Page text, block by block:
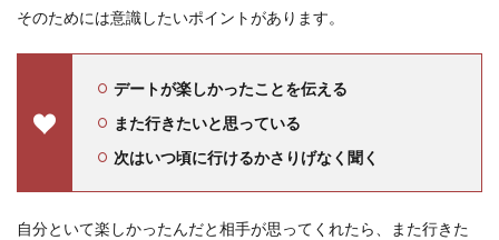
そのためには意識したいポイントがあります。
デートが楽しかったことを伝える
また行きたいと思っている
次はいつ頃に行けるかさりげなく聞く
自分といて楽しかったんだと相手が思ってくれたら、また行きた